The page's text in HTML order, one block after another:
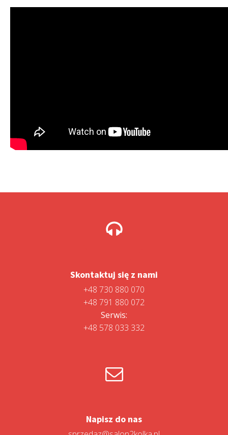
Skontaktuj się z nami
+48 730 880 070
+48 791 880 072
Serwis:
+48 578 033 332
Napisz do nas